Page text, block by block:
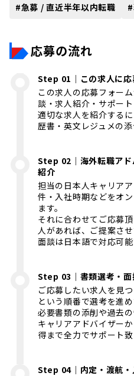
#急募 / 直近半年以内転職 #
応募の流れ
Step 01｜この求人に応
この求人の応募フォー
談・求人紹介・サポート
適切な求人を紹介する
歴書・英文レジュメの添
Step 02｜海外転職アド
紹介
担当の日本人キャリア
件・入社時期などをオ
ます。
それに合わせてご応募
人があれば、ご提案させ
面談は日本語で対応可能
Step 03｜書類選考・面
ご応募したい求人を見
という順番で選考を進め
必要書類の添削や過去
キャリアアドバイザー
得まで全力でサポート致
Step 04｜内定・渡航・